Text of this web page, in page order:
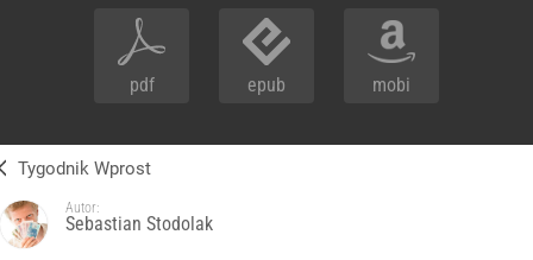
pdf epub mobi
Tygodnik Wprost
Autor:
Sebastian Stodolak